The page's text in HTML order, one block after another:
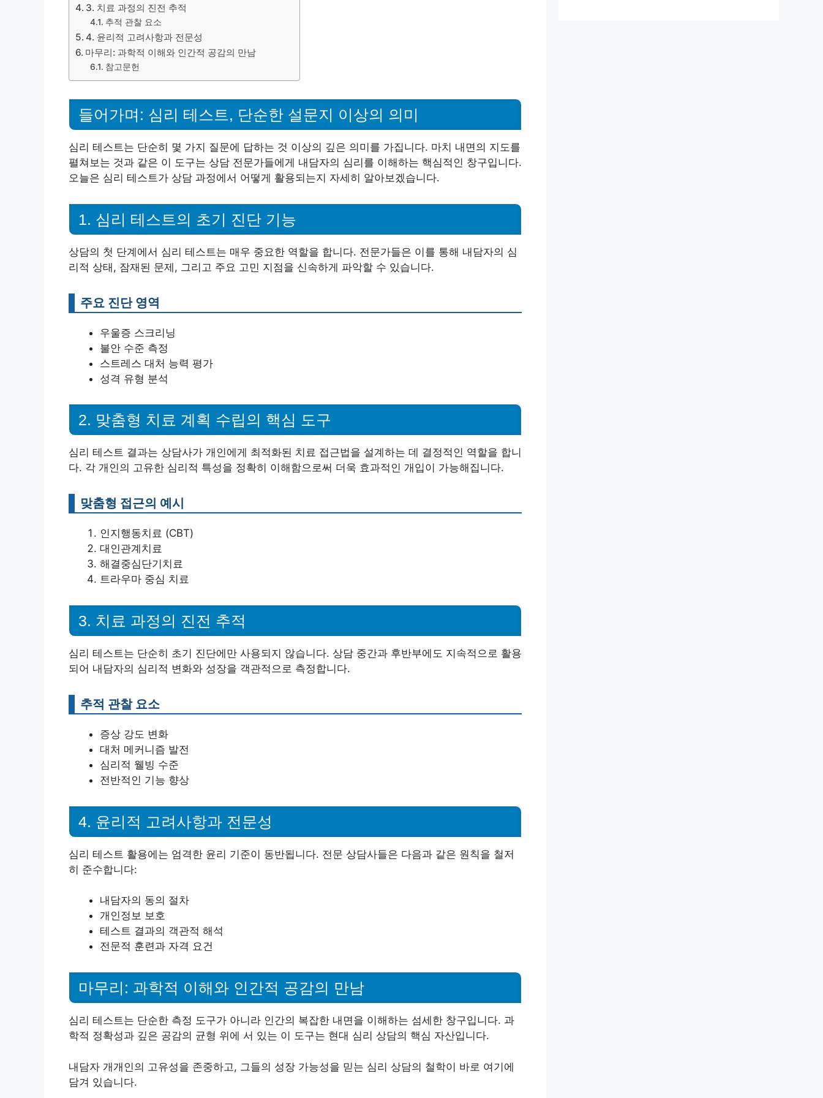
3. 치료 과정의 진전 추적
추적 관찰 요소
4. 윤리적 고려사항과 전문성
마무리: 과학적 이해와 인간적 공감의 만남
참고문헌
들어가며: 심리 테스트, 단순한 설문지 이상의 의미
심리 테스트는 단순히 몇 가지 질문에 답하는 것 이상의 깊은 의미를 가집니다. 마치 내면의 지도를
펼쳐보는 것과 같은 이 도구는 상담 전문가들에게 내담자의 심리를 이해하는 핵심적인 창구입니다.
오늘은 심리 테스트가 상담 과정에서 어떻게 활용되는지 자세히 알아보겠습니다.
1. 심리 테스트의 초기 진단 기능
상담의 첫 단계에서 심리 테스트는 매우 중요한 역할을 합니다. 전문가들은 이를 통해 내담자의 심
리적 상태, 잠재된 문제, 그리고 주요 고민 지점을 신속하게 파악할 수 있습니다.
주요 진단 영역
우울증 스크리닝
불안 수준 측정
스트레스 대처 능력 평가
성격 유형 분석
2. 맞춤형 치료 계획 수립의 핵심 도구
심리 테스트 결과는 상담사가 개인에게 최적화된 치료 접근법을 설계하는 데 결정적인 역할을 합니
다. 각 개인의 고유한 심리적 특성을 정확히 이해함으로써 더욱 효과적인 개입이 가능해집니다.
맞춤형 접근의 예시
인지행동치료 (CBT)
대인관계치료
해결중심단기치료
트라우마 중심 치료
3. 치료 과정의 진전 추적
심리 테스트는 단순히 초기 진단에만 사용되지 않습니다. 상담 중간과 후반부에도 지속적으로 활용
되어 내담자의 심리적 변화와 성장을 객관적으로 측정합니다.
추적 관찰 요소
증상 강도 변화
대처 메커니즘 발전
심리적 웰빙 수준
전반적인 기능 향상
4. 윤리적 고려사항과 전문성
심리 테스트 활용에는 엄격한 윤리 기준이 동반됩니다. 전문 상담사들은 다음과 같은 원칙을 철저
히 준수합니다:
내담자의 동의 절차
개인정보 보호
테스트 결과의 객관적 해석
전문적 훈련과 자격 요건
마무리: 과학적 이해와 인간적 공감의 만남
심리 테스트는 단순한 측정 도구가 아니라 인간의 복잡한 내면을 이해하는 섬세한 창구입니다. 과
학적 정확성과 깊은 공감의 균형 위에 서 있는 이 도구는 현대 심리 상담의 핵심 자산입니다.
내담자 개개인의 고유성을 존중하고, 그들의 성장 가능성을 믿는 심리 상담의 철학이 바로 여기에
담겨 있습니다.